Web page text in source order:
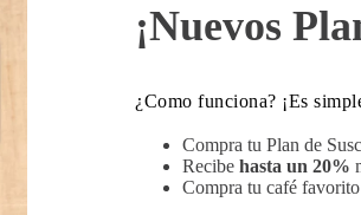
¡Nuevos
¿Como funciona? ¡Es
Compra tu Plan de
Recibe hasta un 20%
Compra tu café